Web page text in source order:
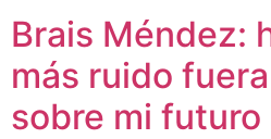
Brais Méndez:
más ruido
sobre mi futuro